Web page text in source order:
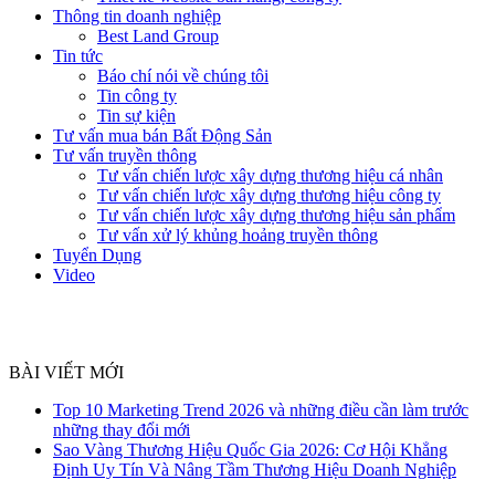
Thông tin doanh nghiệp
Best Land Group
Tin tức
Báo chí nói về chúng tôi
Tin công ty
Tin sự kiện
Tư vấn mua bán Bất Động Sản
Tư vấn truyền thông
Tư vấn chiến lược xây dựng thương hiệu cá nhân
Tư vấn chiến lược xây dựng thương hiệu công ty
Tư vấn chiến lược xây dựng thương hiệu sản phẩm
Tư vấn xử lý khủng hoảng truyền thông
Tuyển Dụng
Video
BÀI VIẾT MỚI
Top 10 Marketing Trend 2026 và những điều cần làm trước
những thay đổi mới
Sao Vàng Thương Hiệu Quốc Gia 2026: Cơ Hội Khẳng
Định Uy Tín Và Nâng Tầm Thương Hiệu Doanh Nghiệp